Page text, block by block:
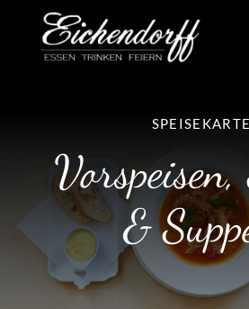
Inhalt
SPEISEKARTE
&